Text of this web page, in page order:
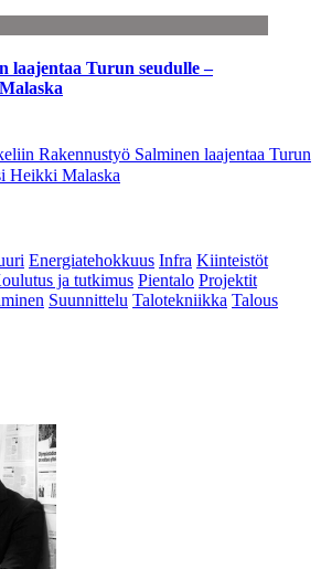
laajentaa Turun seudulle –
Rakennustyö Salminen laajentaa Turun
Heikki Malaska
Energiatehokkuus Infra Kiinteistöt
ja tutkimus Pientalo Projektit
Suunnittelu Talotekniikka Talous